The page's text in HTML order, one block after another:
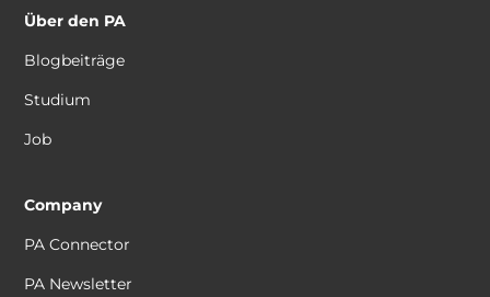
Über den PA
Blogbeiträge
Studium
Job
Company
PA Connector
PA Newsletter